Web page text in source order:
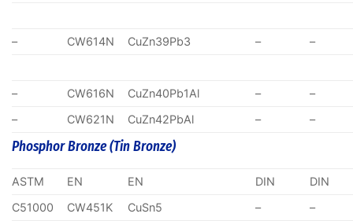
– CW614N CuZn39Pb3 – –
– CW616N CuZn40Pb1Al –
–
–
CW621N CuZn42PbAl – –
Phosphor Bronze (Tin Bronze)
ASTM EN EN DIN
DIN
C51000
CW451K CuSn5 –
–